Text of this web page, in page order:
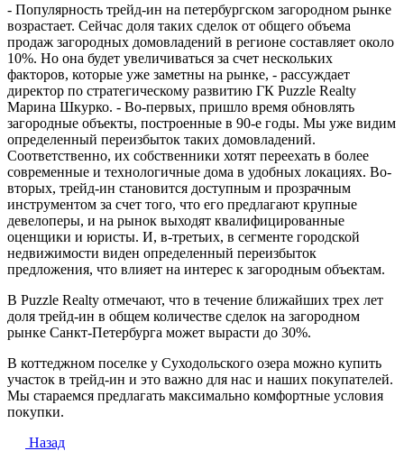
- Популярность трейд-ин на петербургском загородном рынке
возрастает. Сейчас доля таких сделок от общего объема
продаж загородных домовладений в регионе составляет около
10%. Но она будет увеличиваться за счет нескольких
факторов, которые уже заметны на рынке, - рассуждает
директор по стратегическому развитию ГК Puzzle Realty
Марина Шкурко. - Во-первых, пришло время обновлять
загородные объекты, построенные в 90-е годы. Мы уже видим
определенный переизбыток таких домовладений.
Соответственно, их собственники хотят переехать в более
современные и технологичные дома в удобных локациях. Во-
вторых, трейд-ин становится доступным и прозрачным
инструментом за счет того, что его предлагают крупные
девелоперы, и на рынок выходят квалифицированные
оценщики и юристы. И, в-третьих, в сегменте городской
недвижимости виден определенный переизбыток
предложения, что влияет на интерес к загородным объектам.
В Puzzle Realty отмечают, что в течение ближайших трех лет
доля трейд-ин в общем количестве сделок на загородном
рынке Санкт-Петербурга может вырасти до 30%.
В коттеджном поселке у Суходольского озера можно купить
участок в трейд-ин и это важно для нас и наших покупателей.
Мы стараемся предлагать максимально комфортные условия
покупки.
Назад